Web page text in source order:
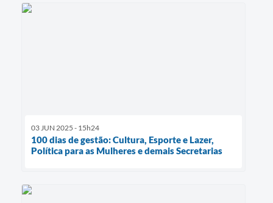
03 JUN 2025 - 15h24
100 dias de gestão: Cultura, Esporte e Lazer,
Política para as Mulheres e demais Secretarias